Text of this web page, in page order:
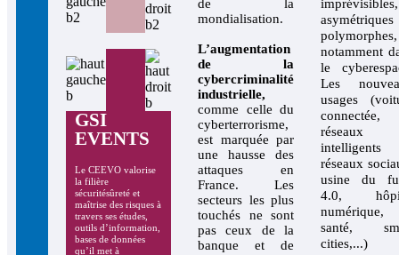
GSI
EVENTS
Le CEEVO valorise
la filière
sécuritésûreté et
maîtrise des risques à
travers ses études,
outils d’information,
bases de données
qu’il met à
de la
mondialisation.
L’augmentation
de la
cybercriminalité
industrielle,
comme celle du
cyberterrorisme,
est marquée par
une hausse des
attaques en
France. Les
secteurs les plus
touchés ne sont
pas ceux de la
banque et de
imprévisibles,
polymorphes,
notamment
le
Les
usages
connectée,
réseaux
intelligents
réseaux
usine du
4.0,
numérique,
santé,
cities,...)